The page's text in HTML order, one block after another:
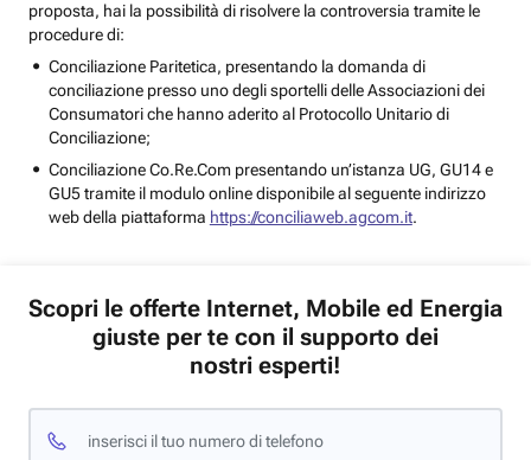
proposta, hai la possibilità di risolvere la controversia tramite le
procedure di:
Conciliazione Paritetica, presentando la domanda di
conciliazione presso uno degli sportelli delle Associazioni dei
Consumatori che hanno aderito al Protocollo Unitario di
Conciliazione;
Conciliazione Co.Re.Com presentando un’istanza UG, GU14 e
GU5 tramite il modulo online disponibile al seguente indirizzo
web della piattaforma https://conciliaweb.agcom.it.
Scopri le offerte Internet, Mobile ed Energia
giuste per te con il supporto dei
nostri esperti!
inserisci il tuo numero di telefono